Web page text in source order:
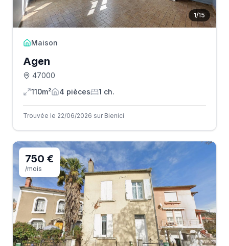
1/15
Maison
Agen
47000
110m²
4 pièces 1 ch.
Trouvée le 22/06/2026 sur Bienici
750 €
/mois